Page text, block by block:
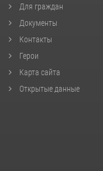
Для граждан
Документы
Контакты
Герои
Карта сайта
Открытые данные